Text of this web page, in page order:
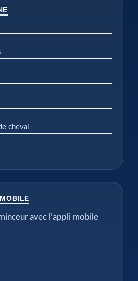
cheval
avec l’appli mobile